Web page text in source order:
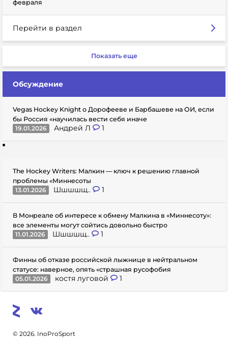
февраля
Перейти в раздел
Показать еще
Обсуждение
Vegas Hockey Knight о Дорофееве и Барбашеве на ОИ, если
бы Россия «научилась вести себя иначе
19.01.2026
Андрей Л 1
The Hockey Writers: Малкин — ключ к решению главной
проблемы «Миннесоты
13.01.2026
Шшшшщ.. 1
В Монреале об интересе к обмену Малкина в «Миннесоту»:
все элементы могут сойтись довольно быстро
11.01.2026
Шшшшщ.. 1
Финны об отказе российской лыжнице в нейтральном
статусе: наверное, опять «страшная русофобия
05.01.2026
костя луговой 1
© 2026. InoProSport